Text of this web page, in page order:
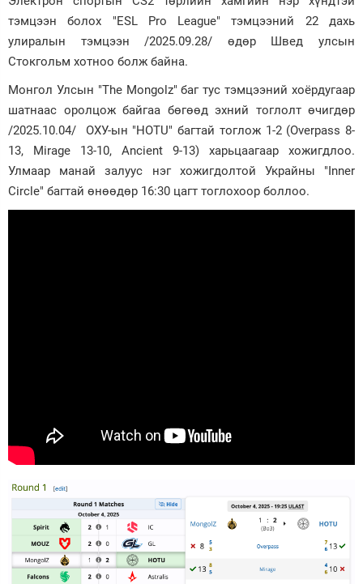
Зурхай
тэмцээн болох "ESL Pro League" тэмцээний 22 дахь
улиралын тэмцээн /2025.09.28/ өдөр Швед улсын
Стокгольм хотноо болж байна.
Монгол Улсын "The Mongolz" баг тус тэмцээний хоёрдугаар
шатнаас оролцож байгаа бөгөөд эхний тоглолт өчигдөр
/2025.10.04/ ОХУ-ын "HOTU" багтай тоглож 1-2 (Overpass 8-
13, Mirage 13-10, Ancient 9-13) харьцаагаар хожигдлоо.
Улмаар манай залуус нэг хожигдолтой Украйны "Inner
Circle" багтай өнөөдөр 16:30 цагт тоглохоор боллоо.